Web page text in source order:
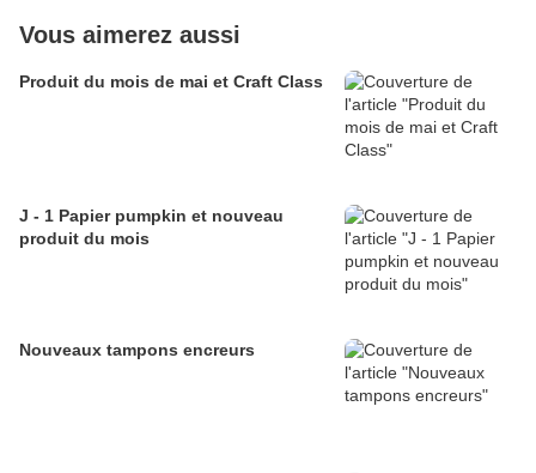
Vous aimerez aussi
Produit du mois de mai et Craft Class
J - 1 Papier pumpkin et nouveau
produit du mois
Nouveaux tampons encreurs